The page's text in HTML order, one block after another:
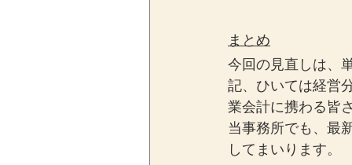
まとめ
今回の見直しは、
記、ひいては経営
業会計に携わる皆
当事務所でも、最
してまいります。